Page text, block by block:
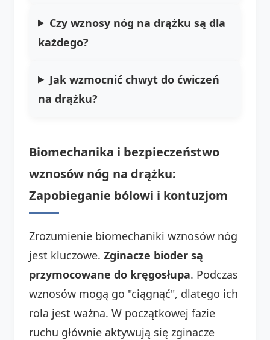
Czy wznosy nóg na drążku są dla
każdego?
Jak wzmocnić chwyt do ćwiczeń
na drążku?
Biomechanika i bezpieczeństwo
wznosów nóg na drążku:
Zapobieganie bólowi i kontuzjom
Zrozumienie biomechaniki wznosów nóg
jest kluczowe. Zginacze bioder są
przymocowane do kręgosłupa. Podczas
wznosów mogą go "ciągnąć", dlatego ich
rola jest ważna. W początkowej fazie
ruchu głównie aktywują się zginacze